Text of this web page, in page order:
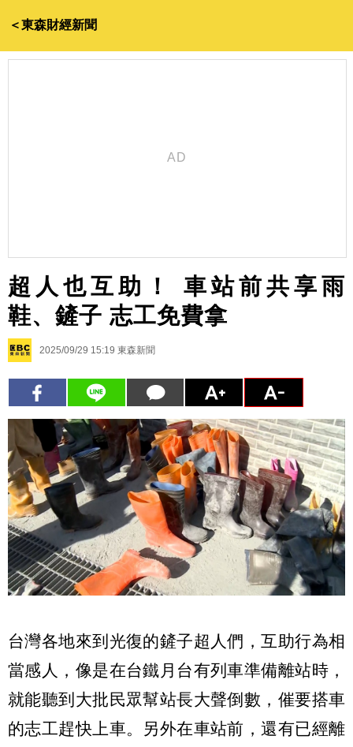
＜東森財經新聞
超人也互助！ 車站前共享雨
鞋、鏟子 志工免費拿
2025/09/29 15:19 東森新聞
台灣各地來到光復的鏟子超人們，互助行為相
當感人，像是在台鐵月台有列車準備離站時，
就能聽到大批民眾幫站長大聲倒數，催要搭車
的志工趕快上車。另外在車站前，還有已經離